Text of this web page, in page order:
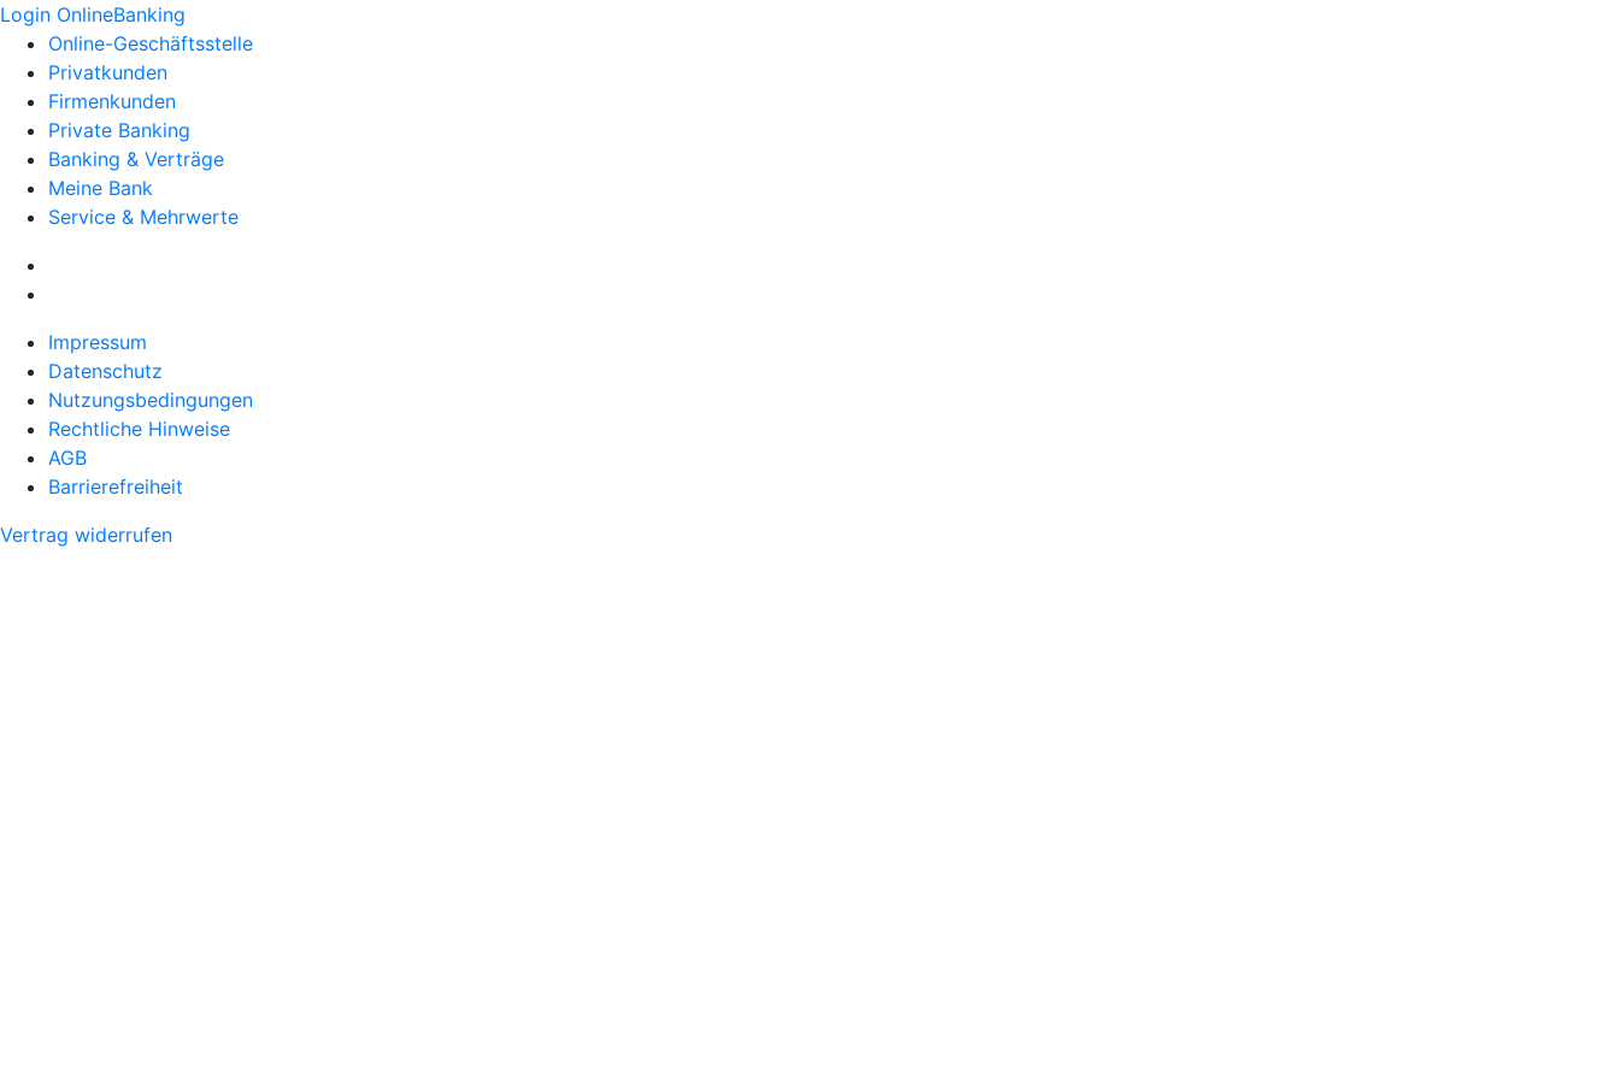
Login OnlineBanking
Online-Geschäftsstelle
Privatkunden
Firmenkunden
Private Banking
Banking & Verträge
Meine Bank
Service & Mehrwerte
Impressum
Datenschutz
Nutzungsbedingungen
Rechtliche Hinweise
AGB
Barrierefreiheit
Vertrag widerrufen